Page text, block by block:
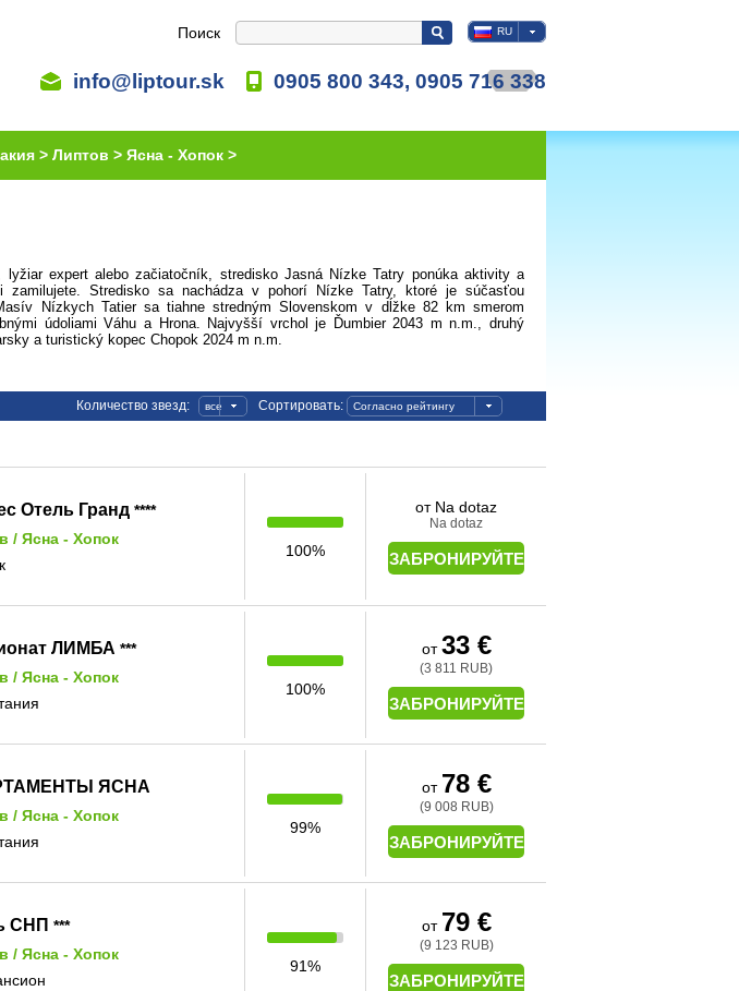
Поиск RU
info@liptour.sk 0905 800 343, 0905 716 338
> Липтов > Ясна - Хопок >
expert alebo začiatočník, stredisko Jasná Nízke Tatry ponúka aktivity a
zamilujete. Stredisko sa nachádza v pohorí Nízke Tatry, ktoré je súčasťou
Nízkych Tatier sa tiahne stredným Slovenskom v dĺžke 82 km smerom
údoliami Váhu a Hrona. Najvyšší vrchol je Ďumbier 2043 m n.m., druhý
a turistický kopec Chopok 2024 m n.m.
Сортировать: Согласно рейтингу
Количество звезд: все
Отель Гранд ****
/ Ясна - Хопок
100%
от Na dotaz
Na dotaz
ЗАБРОНИРУЙТЕ
ЛИМБА ***
/ Ясна - Хопок
100%
от33 €
(3 811 RUB)
ЗАБРОНИРУЙТЕ
ЯCНА
/ Ясна - Хопок
99%
от 78 €
(9 008 RUB)
ЗАБРОНИРУЙТЕ
СНП ***
/ Ясна - Хопок
91%
от 79 €
(9 123 RUB)
ЗАБРОНИРУЙТЕ